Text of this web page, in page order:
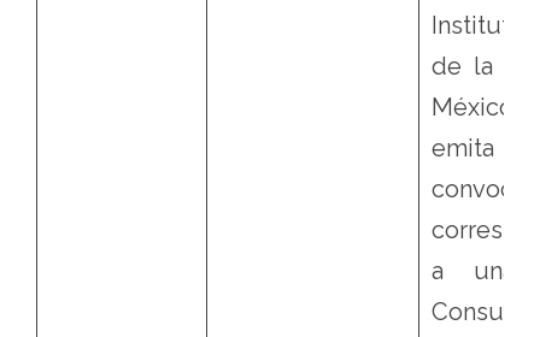
Instituto
de la
a una